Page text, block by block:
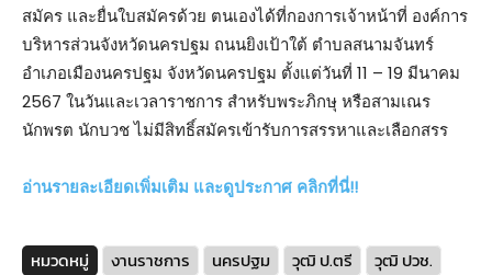
สมัคร และยื่นใบสมัครด้วย ตนเองได้ที่กองการเจ้าหน้าที่ องค์การ
บริหารส่วนจังหวัดนครปฐม ถนนยิงเป้าใต้ ตำบลสนามจันทร์
อำเภอเมืองนครปฐม จังหวัดนครปฐม ตั้งแต่วันที่ 11 – 19 มีนาคม
2567 ในวันและเวลาราชการ สำหรับพระภิกษุ หรือสามเณร
นักพรต นักบวช ไม่มีสิทธิ์สมัครเข้ารับการสรรหาและเลือกสรร
อ่านรายละเอียดเพิ่มเติม และดูประกาศ คลิกที่นี่!!
หมวดหมู่ งานราชการ นครปฐม วุฒิ ป.ตรี
วุฒิ ปวช.